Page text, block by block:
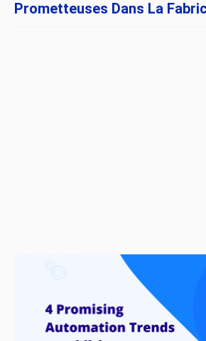
Prometteuses Dans La